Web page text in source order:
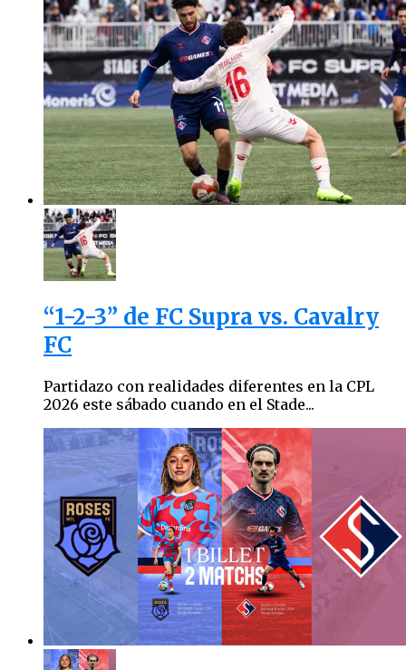
“1-2-3” de FC Supra vs. Cavalry
FC
Partidazo con realidades diferentes en la CPL
2026 este sábado cuando en el Stade...